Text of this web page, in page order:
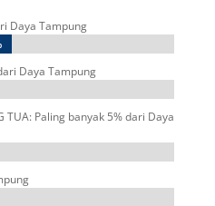
Daya Tampung
Daya Tampung
TUA: Paling banyak 5% dari Daya